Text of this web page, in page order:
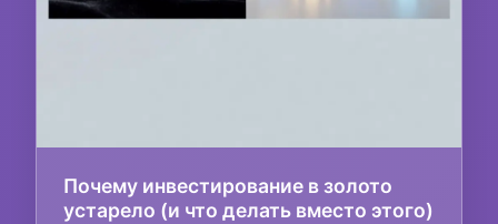
Почему инвестирование в золото
устарело (и что делать вместо этого)